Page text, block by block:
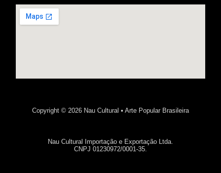
Copyright © 2026 Nau Cultural • Arte Popular Brasileira
Nau Cultural Importação e Exportação Ltda.
CNPJ 01230972/0001-35.